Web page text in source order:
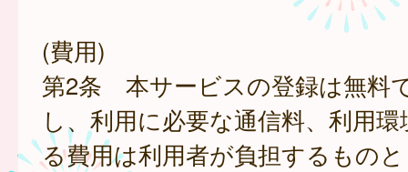
(費用)
第2条 本サービスの登録は無料
し、利用に必要な通信料、利用
る費用は利用者が負担するもの